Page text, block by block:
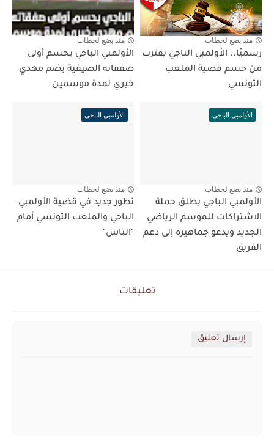
منذ بضع لحظات
رسميًا.. الأولمبي الباجي يقترب
من حسم قضية الملعب
التونسي
منذ بضع لحظات
الأولمبي الباجي يحسم أولى
صفقاته الصيفية بضم مهدي
خيري لمدة موسمين
الأولمبي الباجي
منذ بضع لحظات
الأولمبي الباجي يطلق حملة
الاشتراكات للموسم الرياضي
الجديد ويدعو جماهيره إلى دعم
الفريق
الأولمبي الباجي
منذ بضع لحظات
تطور جديد في قضية الأولمبي
الباجي والملعب التونسي أمام
"التاس"
تعليقات
إرسال تعليق